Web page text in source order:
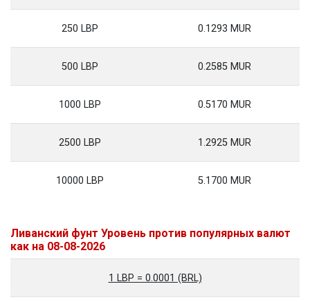
250 LBP 0.1293 MUR
500 LBP 0.2585 MUR
1000 LBP 0.5170 MUR
2500 LBP 1.2925 MUR
10000 LBP 5.1700 MUR
Ливанский фунт Уровень против популярных валют
как на 08-08-2026
1 LBP = 0.0001 (BRL)